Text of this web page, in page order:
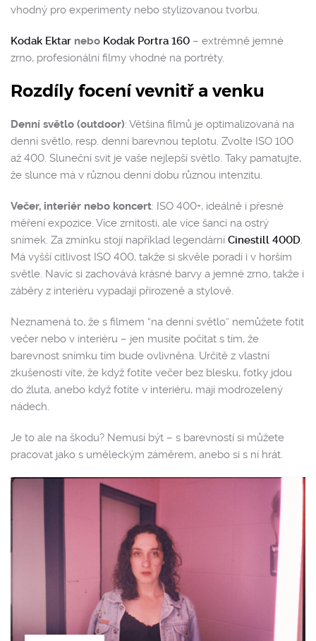
vhodný pro experimenty nebo stylizovanou tvorbu.
Kodak Ektar nebo Kodak Portra 160 – extrémně jemné
zrno, profesionální filmy vhodné na portréty.
Rozdíly focení vevnitř a venku
Denní světlo (outdoor): Většina filmů je optimalizovaná na
denní světlo, resp. denní barevnou teplotu. Zvolte ISO 100
až 400. Sluneční svit je vaše nejlepší světlo. Taky pamatujte,
že slunce má v různou denní dobu různou intenzitu.
Večer, interiér nebo koncert: ISO 400+, ideálně i přesné
měření expozice. Více zrnitosti, ale více šancí na ostrý
snímek. Za zmínku stojí například legendární Cinestill 400D
Má vyšší citlivost ISO 400, takže si skvěle poradí i v horším
světle. Navíc si zachovává krásné barvy a jemné zrno, takže i
záběry z interiéru vypadají přirozeně a stylově.
Neznamená to, že s filmem “na denní světlo” nemůžete fotit
večer nebo v interiéru – jen musíte počítat s tím, že
barevnost snímku tím bude ovlivněna. Určitě z vlastní
zkušenosti víte, že když fotíte večer bez blesku, fotky jdou
do žluta, anebo když fotíte v interiéru, mají modrozelený
nádech.
Je to ale na škodu? Nemusí být – s barevností si můžete
pracovat jako s uměleckým záměrem, anebo si s ní hrát.